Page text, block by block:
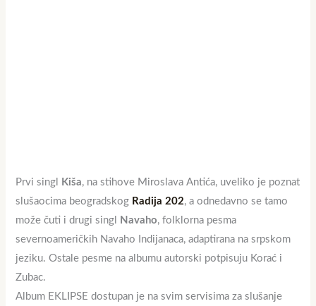
Prvi singl Kiša, na stihove Miroslava Antića, uveliko je poznat
slušaocima beogradskog Radija 202, a odnedavno se tamo
može čuti i drugi singl
Navaho, folklorna pesma
severnoameričkih Navaho Indijanaca, adaptirana na srpskom
jeziku. Ostale pesme na albumu autorski potpisuju Korać i
Zubac.
Album EKLIPSE dostupan je na svim servisima za slušanje